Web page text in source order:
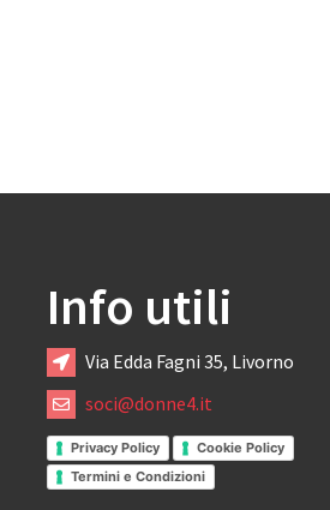
Info utili
Via Edda Fagni 35, Livorno
soci@donne4.it
Privacy Policy
Cookie Policy
Termini e Condizioni